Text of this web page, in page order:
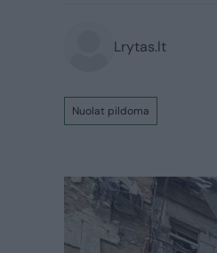
Lrytas.lt
Nuolat pildoma